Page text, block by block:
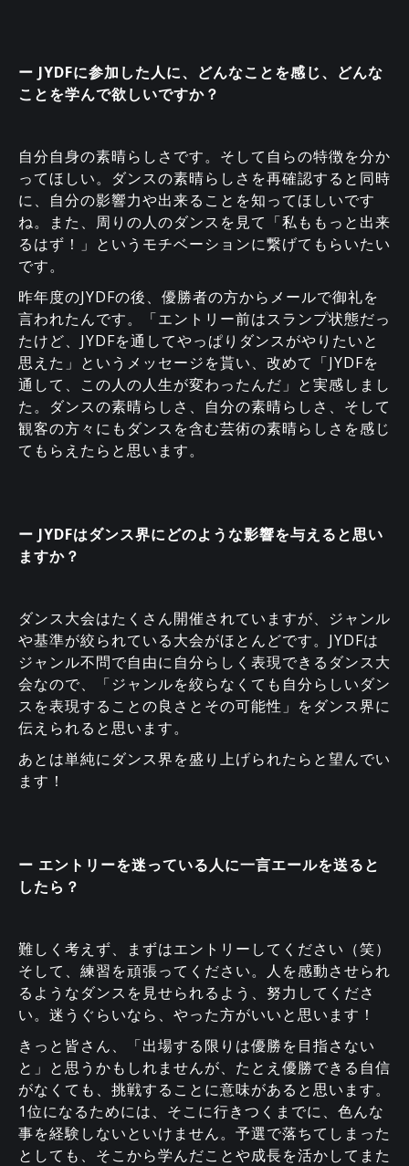
ー JYDFに参加した人に、どんなことを感じ、どんな
ことを学んで欲しいですか？
自分自身の素晴らしさです。そして自らの特徴を分か
ってほしい。ダンスの素晴らしさを再確認すると同時
に、自分の影響力や出来ることを知ってほしいです
ね。また、周りの人のダンスを見て「私ももっと出来
るはず！」というモチベーションに繋げてもらいたい
です。
昨年度のJYDFの後、優勝者の方からメールで御礼を
言われたんです。「エントリー前はスランプ状態だっ
たけど、JYDFを通してやっぱりダンスがやりたいと
思えた」というメッセージを貰い、改めて「JYDFを
通して、この人の人生が変わったんだ」と実感しまし
た。ダンスの素晴らしさ、自分の素晴らしさ、そして
観客の方々にもダンスを含む芸術の素晴らしさを感じ
てもらえたらと思います。
ー JYDFはダンス界にどのような影響を与えると思い
ますか？
ダンス大会はたくさん開催されていますが、ジャンル
や基準が絞られている大会がほとんどです。JYDFは
ジャンル不問で自由に自分らしく表現できるダンス大
会なので、「ジャンルを絞らなくても自分らしいダン
スを表現することの良さとその可能性」をダンス界に
伝えられると思います。
あとは単純にダンス界を盛り上げられたらと望んでい
ます！
ー エントリーを迷っている人に一言エールを送ると
したら？
難しく考えず、まずはエントリーしてください（笑）
そして、練習を頑張ってください。人を感動させられ
るようなダンスを見せられるよう、努力してくださ
い。迷うぐらいなら、やった方がいいと思います！
きっと皆さん、「出場する限りは優勝を目指さない
と」と思うかもしれませんが、たとえ優勝できる自信
がなくても、挑戦することに意味があると思います。
1位になるためには、そこに行きつくまでに、色んな
事を経験しないといけません。予選で落ちてしまった
としても、そこから学んだことや成長を活かしてまた